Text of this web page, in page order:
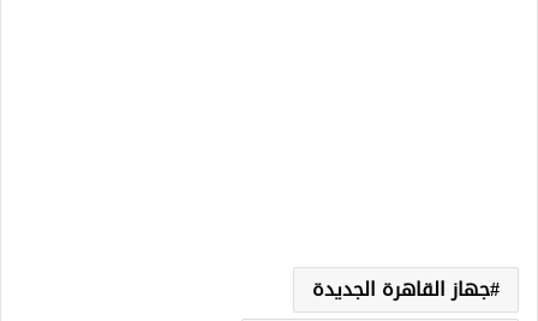
جهاز القاهرة الجديدة